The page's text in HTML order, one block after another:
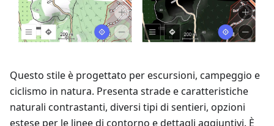
Questo stile è progettato per escursioni, campeggio e
ciclismo in natura. Presenta strade e caratteristiche
naturali contrastanti, diversi tipi di sentieri, opzioni
estese per le linee di contorno e dettagli aggiuntivi. È